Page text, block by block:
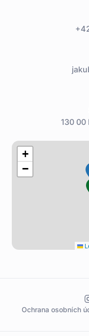
130 00
+
−
Ochrana osobních